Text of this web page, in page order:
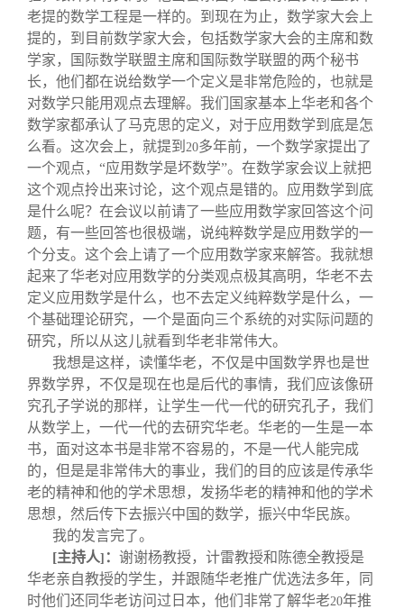
老提的数学工程是一样的。到现在为止，数学家大会上
提的，到目前数学家大会，包括数学家大会的主席和数
学家，国际数学联盟主席和国际数学联盟的两个秘书
长，他们都在说给数学一个定义是非常危险的，也就是
对数学只能用观点去理解。我们国家基本上华老和各个
数学家都承认了马克思的定义，对于应用数学到底是怎
么看。这次会上，就提到 20多年前，一个数学家提出了
一个观点，“应用数学是坏数学”。在数学家会议上就把
这个观点拎出来讨论，这个观点是错的。应用数学到底
是什么呢？在会议以前请了一些应用数学家回答这个问
题，有一些回答也很极端，说纯粹数学是应用数学的一
个分支。这个会上请了一个应用数学家来解答。我就想
起来了华老对应用数学的分类观点极其高明，华老不去
定义应用数学是什么，也不去定义纯粹数学是什么，一
个基础理论研究，一个是面向三个系统的对实际问题的
研究，所以从这儿就看到华老非常伟大。
我想是这样，读懂华老，不仅是中国数学界也是世
界数学界，不仅是现在也是后代的事情，我们应该像研
究孔子学说的那样，让学生一代一代的研究孔子，我们
从数学上，一代一代的去研究华老。华老的一生是一本
书，面对这本书是非常不容易的，不是一代人能完成
的，但是是非常伟大的事业，我们的目的应该是传承华
老的精神和他的学术思想，发扬华老的精神和他的学术
思想，然后传下去振兴中国的数学，振兴中华民族。
我的发言完了。
[主持人] ： 谢谢杨教授，计雷教授和陈德全教授是
华老亲自教授的学生，并跟随华老推广优选法多年，同
时他们还同华老访问过日本，他们非常了解华老20年推